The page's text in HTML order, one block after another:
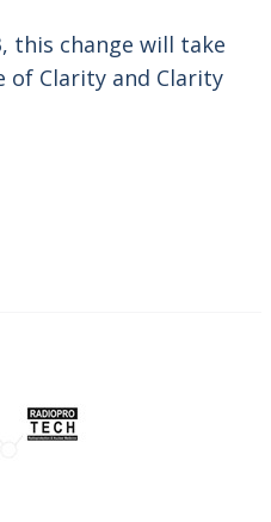
this change will take
of Clarity and Clarity